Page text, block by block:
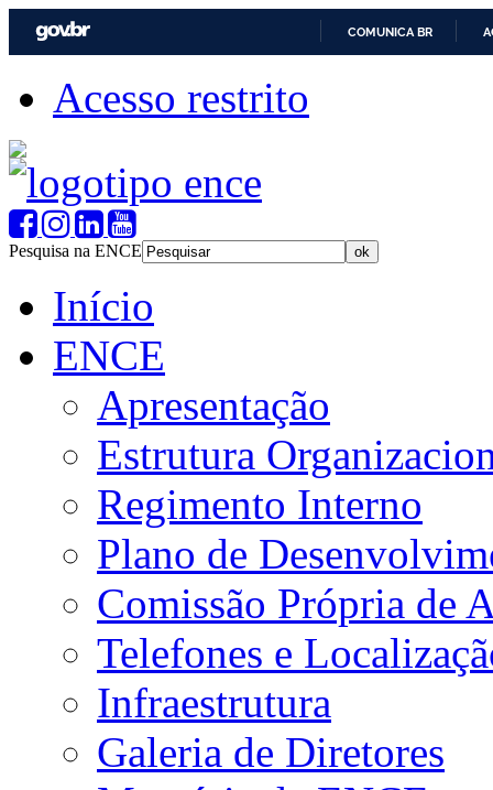
COMUNICA BR
Acesso restrito
Pesquisa na ENCE
Início
ENCE
Apresentação
Estrutura
Regimento Interno
Plano de
Comissão Própria de
Telefones e
Infraestrutura
Galeria de Diretores